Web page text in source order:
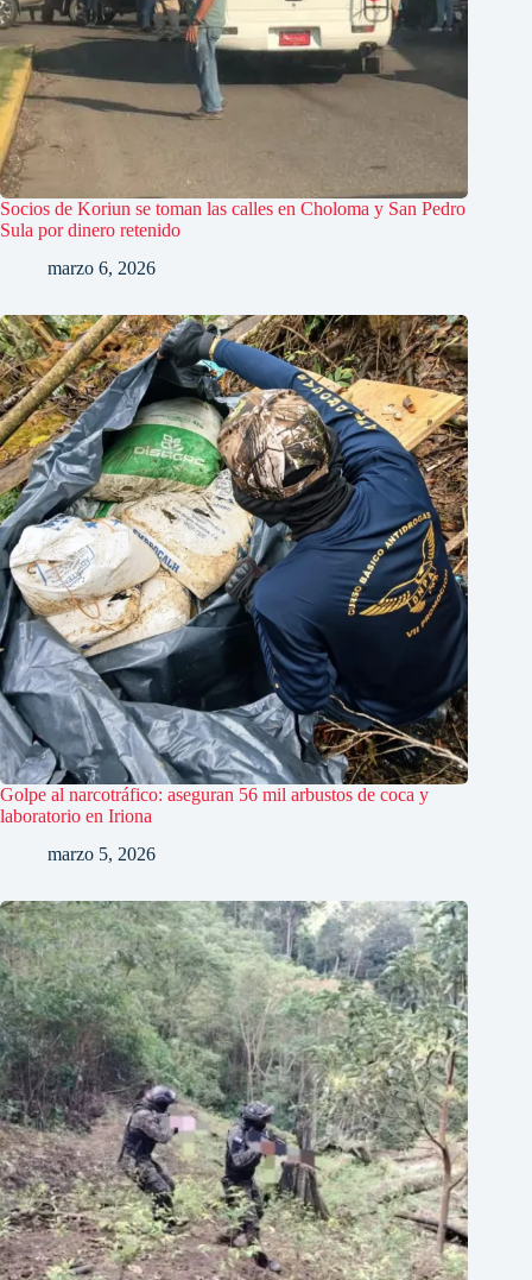
Socios de Koriun se toman las calles en Choloma y San Pedro
Sula por dinero retenido
marzo 6, 2026
Golpe al narcotráfico: aseguran 56 mil arbustos de coca y
laboratorio en Iriona
marzo 5, 2026